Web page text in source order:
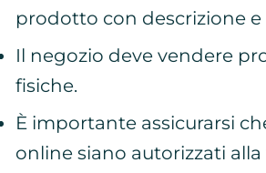
prodotto con descrizione
Il negozio deve vendere
fisiche.
È importante assicurarsi
online siano autorizzati